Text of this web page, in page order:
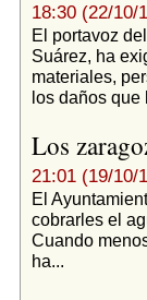
18:30 (22/10/
El portavoz
Suárez, ha
materiales,
los daños que
Los
21:01 (19/10/
El
cobrarles el
Cuando
ha...